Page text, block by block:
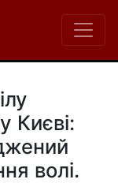
Києві:
волі.